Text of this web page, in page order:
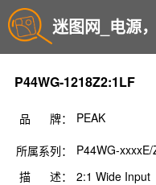
迷图网_电源
P44WG-1218Z2:1LF
品 牌： PEAK
所属系列：
P44WG-
描 述：
2:1 Wide Input